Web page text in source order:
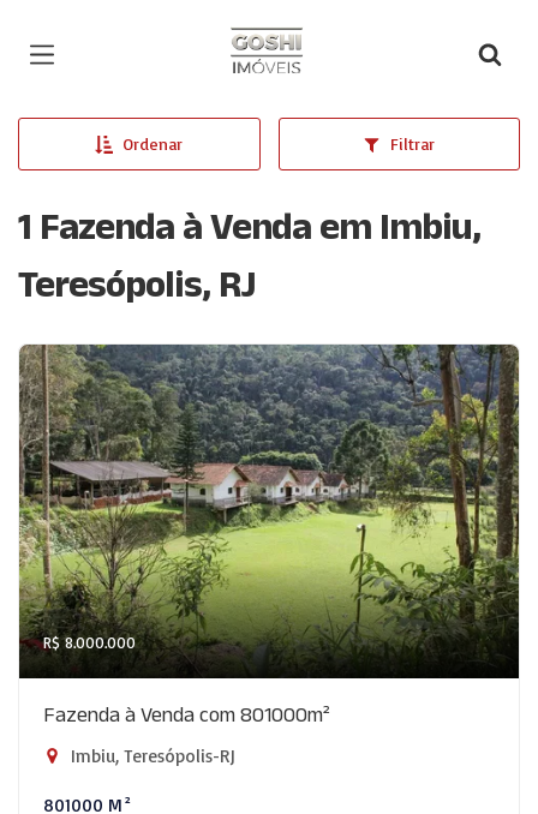
Página inicial
Ordenar Filtrar
1 Fazenda à Venda em Imbiu,
Teresópolis, RJ
R$ 8.000.000
Fazenda à Venda com 801000m²
Imbiu, Teresópolis-RJ
801000 M²